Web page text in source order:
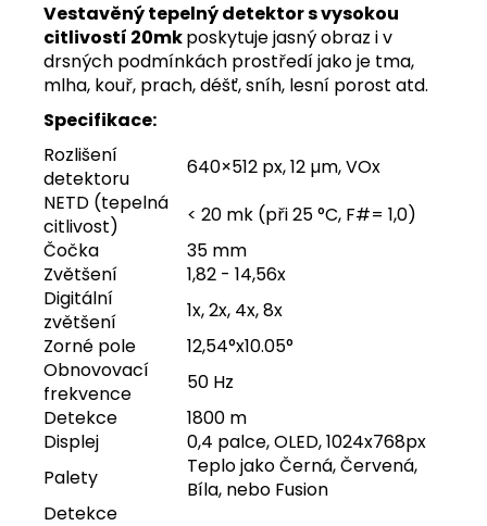
Vestavěný tepelný detektor s vysokou
citlivostí 20mkposkytuje jasný obraz i v
drsných podmínkách prostředí jako je tma,
mlha, kouř, prach, déšť, sníh, lesní porost atd.
Specifikace:
Rozlišení
detektoru
640×512 px, 12 µm, VOx
NETD (tepelná
citlivost)
< 20 mk (při 25 °C, F#= 1,0)
Čočka
35 mm
Zvětšení
1,82 - 14,56x
Digitální
zvětšení
1x, 2x, 4x, 8x
Zorné pole
12,54°x10.05°
Obnovovací
frekvence
50 Hz
Detekce
1800 m
Displej
0,4 palce, OLED, 1024x768px
Palety
Teplo jako Černá, Červená,
Bíla, nebo Fusion
Detekce